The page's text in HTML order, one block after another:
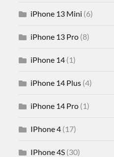
iPhone 13 Mini (6)
iPhone 13 Pro (8)
iPhone 14 (1)
iPhone 14 Plus (4)
iPhone 14 Pro (1)
IPhone 4 (17)
IPhone 4S (30)